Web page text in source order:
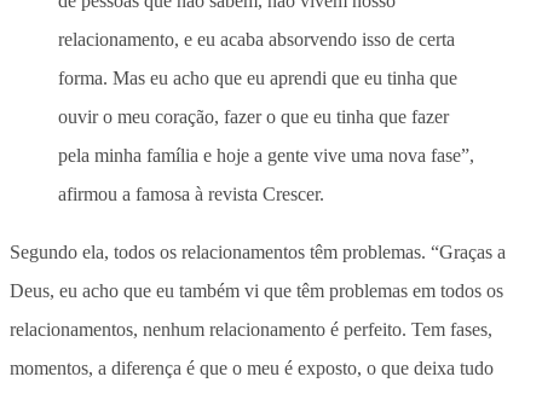
relacionamento, e eu acaba absorvendo isso de certa
forma. Mas eu acho que eu aprendi que eu tinha que
ouvir o meu coração, fazer o que eu tinha que fazer
pela minha família e hoje a gente vive uma nova fase”,
afirmou a famosa à revista Crescer.
Segundo ela, todos os relacionamentos têm problemas. “Graças a
Deus, eu acho que eu também vi que têm problemas em todos os
relacionamentos, nenhum relacionamento é perfeito. Tem fases,
momentos, a diferença é que o meu é exposto, o que deixa tudo